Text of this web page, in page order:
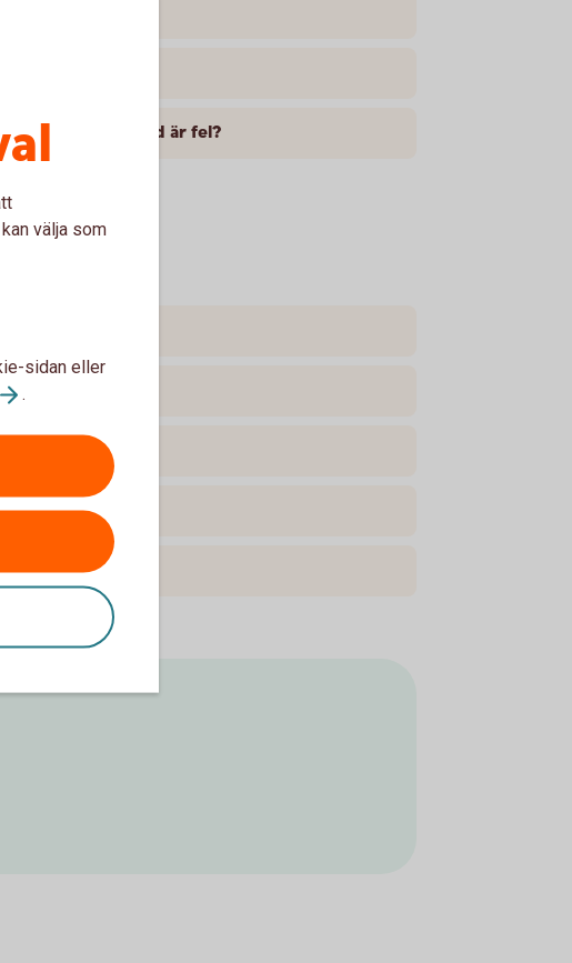
det inte. Vad är fel?
välja som
sidan eller
.